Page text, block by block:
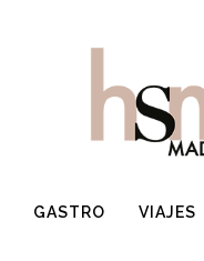
GASTRO VIAJES